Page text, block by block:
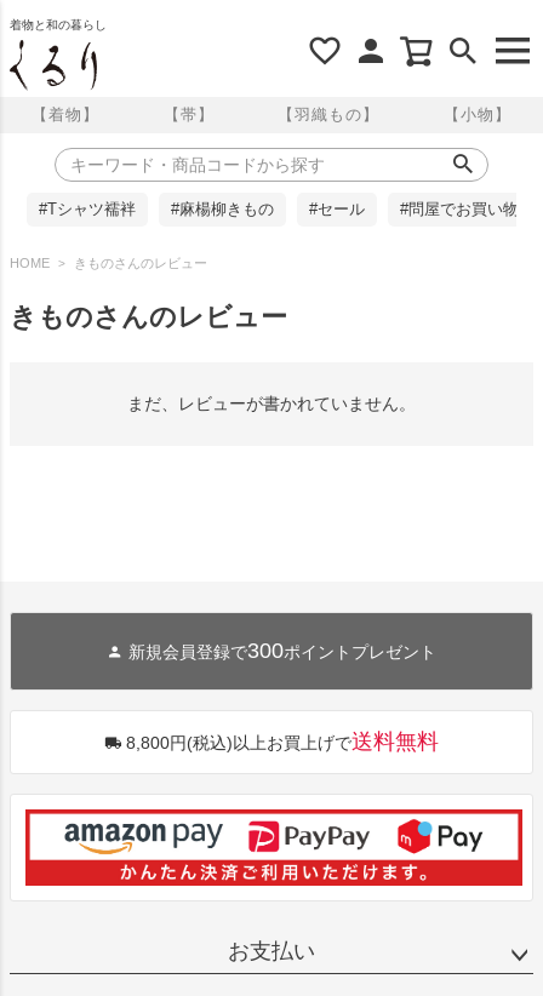
着物と和の暮らし
【着物】 【帯】 【羽織もの】 【小物】
#Tシャツ襦袢 #麻楊柳きもの #セール #問屋でお買い物
HOME きものさんのレビュー
きものさんのレビュー
まだ、レビューが書かれていません。
新規会員登録で300ポイントプレゼント
8,800円(税込)以上お買上げで送料無料
お支払い